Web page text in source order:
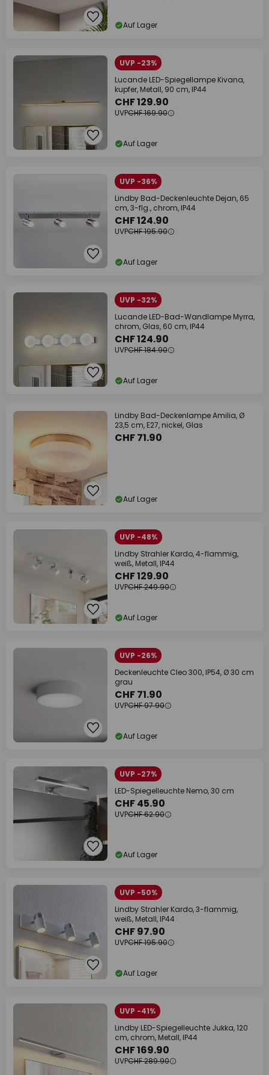
Auf Lager
UVP -23%
Lucande LED-Spiegellampe Kivana,
kupfer, Metall, 90 cm, IP44
CHF 129.90
UVPCHF 169.90
Auf Lager
UVP -36%
Lindby Bad-Deckenleuchte Dejan, 65
cm, 3-flg., chrom, IP44
CHF 124.90
UVPCHF 195.90
Auf Lager
UVP -32%
Lucande LED-Bad-Wandlampe Myrra,
chrom, Glas, 60 cm, IP44
CHF 124.90
UVPCHF 184.90
Auf Lager
Lindby Bad-Deckenlampe Amilia, Ø
23,5 cm, E27, nickel, Glas
CHF 71.90
Auf Lager
UVP -48%
Lindby Strahler Kardo, 4-flammig,
weiß, Metall, IP44
CHF 129.90
UVPCHF 249.90
Auf Lager
UVP -26%
Deckenleuchte Cleo 300, IP54, Ø 30 cm
grau
CHF 71.90
UVPCHF 97.90
Auf Lager
UVP -27%
LED-Spiegelleuchte Nemo, 30 cm
CHF 45.90
UVPCHF 62.90
Auf Lager
UVP -50%
Lindby Strahler Kardo, 3-flammig,
weiß, Metall, IP44
CHF 97.90
UVPCHF 195.90
Auf Lager
UVP -41%
Lindby LED-Spiegelleuchte Jukka, 120
cm, chrom, Metall, IP44
CHF 169.90
UVPCHF 289.90